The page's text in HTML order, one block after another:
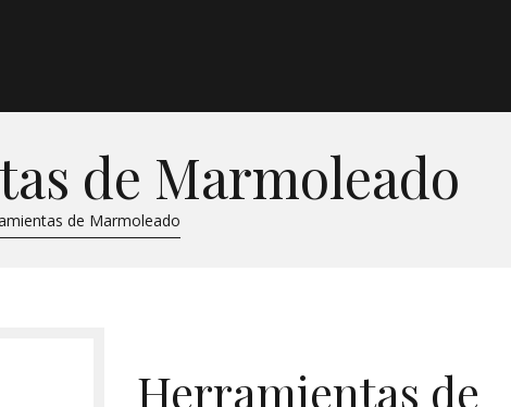
de Marmoleado
de Marmoleado
Sistemas Profesionales
Cartas de Color
Herramientas de